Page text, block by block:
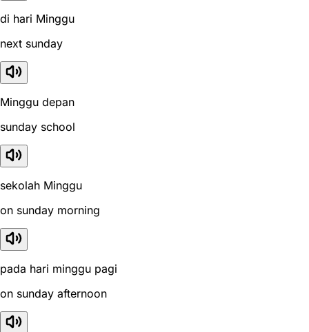
di hari Minggu
next sunday
Minggu depan
sunday school
sekolah Minggu
on sunday morning
pada hari minggu pagi
on sunday afternoon